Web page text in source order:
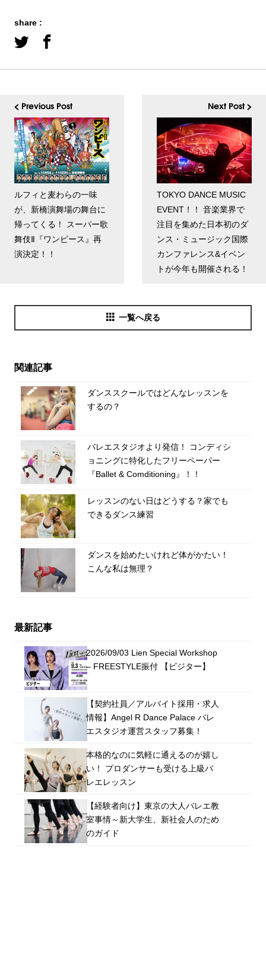
share :
< Previous Post
ルフィと麦わらの一味
が、新橋演舞場の舞台に
帰ってくる！ スーパー歌
舞伎Ⅱ『ワンピース』再
演決定！！
Next Post >
TOKYO DANCE MUSIC
EVENT！！ 音楽業界で
注目を集めた日本初のダ
ンス・ミュージック国際
カンファレンス&イベン
トが今年も開催される！
一覧へ戻る
関連記事
ダンススクールではどんなレッスンを
するの？
バレエスタジオより発信！ コンディシ
ョニングに特化したフリーペーパー
『Ballet & Comditioning』！！
レッスンのない日はどうする？家でも
できるダンス練習
ダンスを始めたいけれど体がかたい！
こんな私は無理？
最新記事
2026/09/03 Lien Special Workshop
– FREESTYLE振付 【ビジター】
【契約社員／アルバイト採用・求人
情報】Angel R Dance Palace バレ
エスタジオ運営スタッフ募集！
本格的なのに気軽に通えるのが嬉し
い！ プロダンサーも受ける上級バ
レエレッスン
【経験者向け】東京の大人バレエ教
室事情～新大学生、新社会人のため
のガイド